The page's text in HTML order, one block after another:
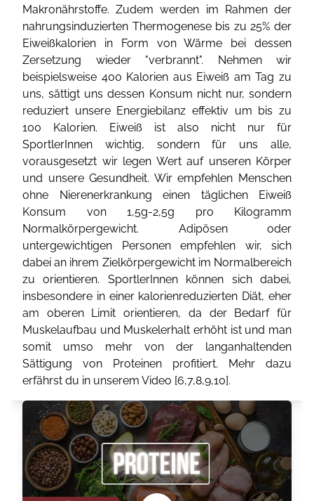
Makronährstoffe. Zudem werden im Rahmen der
nahrungsinduzierten Thermogenese bis zu 25% der
Eiweißkalorien in Form von Wärme bei dessen
Zersetzung wieder "verbrannt". Nehmen wir
beispielsweise 400 Kalorien aus Eiweiß am Tag zu
uns, sättigt uns dessen Konsum nicht nur, sondern
reduziert unsere Energiebilanz effektiv um bis zu
100 Kalorien. Eiweiß ist also nicht nur für
SportlerInnen wichtig, sondern für uns alle,
vorausgesetzt wir legen Wert auf unseren Körper
und unsere Gesundheit. Wir empfehlen Menschen
ohne Nierenerkrankung einen täglichen Eiweiß
Konsum von 1,5g-2,5g pro Kilogramm
Normalkörpergewicht. Adipösen oder
untergewichtigen Personen empfehlen wir, sich
dabei an ihrem Zielkörpergewicht im Normalbereich
zu orientieren. SportlerInnen können sich dabei,
insbesondere in einer kalorienreduzierten Diät, eher
am oberen Limit orientieren, da der Bedarf für
Muskelaufbau und Muskelerhalt erhöht ist und man
somit umso mehr von der langanhaltenden
Sättigung von Proteinen profitiert. Mehr dazu
erfährst du in unserem Video [6,7,8,9,10].